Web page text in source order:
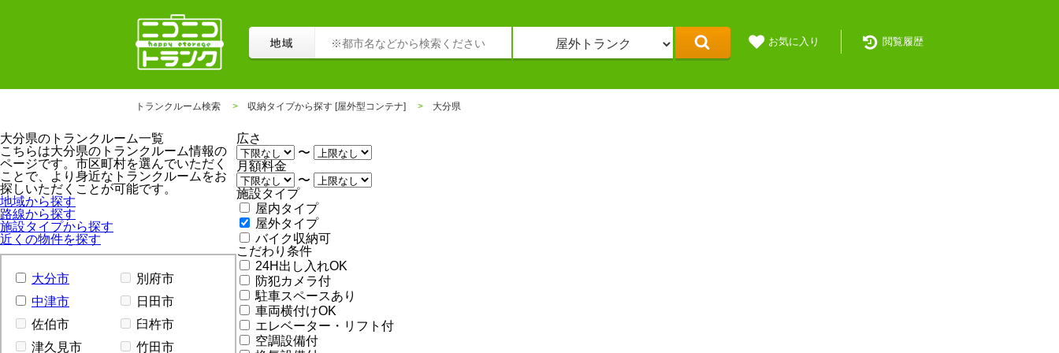
お気に入り 閲覧履歴
トランクルーム検索 収納タイプから探す [屋外型コンテナ] 大分県
大分県のトランクルーム一覧
こちらは大分県のトランクルーム情報の
ページです。市区町村を選んでいただく
ことで、より身近なトランクルームをお
探しいただくことが可能です。
地域から探す
路線から探す
施設タイプから探す
近くの物件を探す
大分市
別府市
中津市
日田市
佐伯市
臼杵市
津久見市
竹田市
広さ
〜
月額料金
〜
施設タイプ
屋内タイプ
屋外タイプ
バイク収納可
こだわり条件
24H出し入れOK
防犯カメラ付
駐車スペースあり
車両横付けOK
エレベーター・リフト付
空調設備付